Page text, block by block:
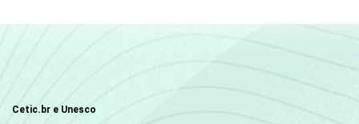
Cetic.br e Unesco